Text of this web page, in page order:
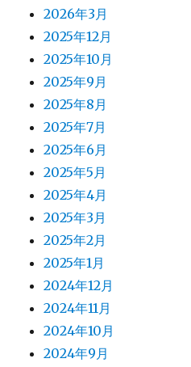
2026年3月
2025年12月
2025年10月
2025年9月
2025年8月
2025年7月
2025年6月
2025年5月
2025年4月
2025年3月
2025年2月
2025年1月
2024年12月
2024年11月
2024年10月
2024年9月